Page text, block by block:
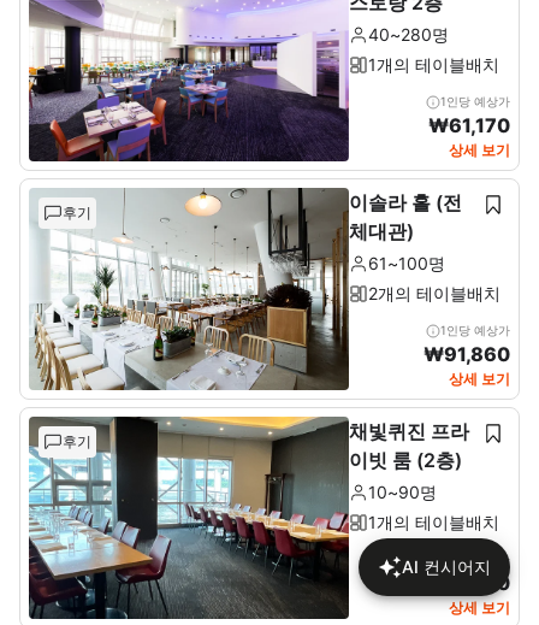
40~280명
1개의 테이블배치
1인당 예상가
₩61,170
상세 보기
후기
이솔라 홀 (전
체대관)
61~100명
2개의 테이블배치
1인당 예상가
₩91,860
상세 보기
후기
채빛퀴진 프라
이빗 룸 (2층)
10~90명
1개의 테이블배치
1인당 예상가
₩ 77,930
상세 보기
AI 컨시어지